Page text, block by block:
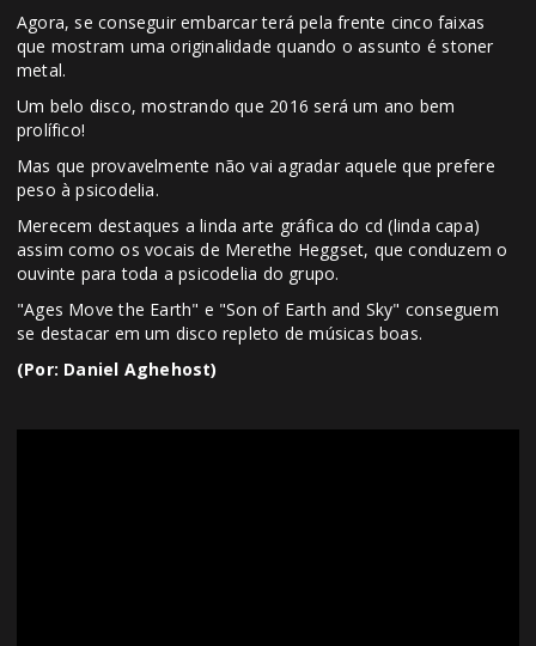
Agora, se conseguir embarcar terá pela frente cinco faixas
que mostram uma originalidade quando o assunto é stoner
metal.
Um belo disco, mostrando que 2016 será um ano bem
prolífico!
Mas que provavelmente não vai agradar aquele que prefere
peso à psicodelia.
Merecem destaques a linda arte gráfica do cd (linda capa)
assim como os vocais de Merethe Heggset, que conduzem o
ouvinte para toda a psicodelia do grupo.
"Ages Move the Earth" e "Son of Earth and Sky" conseguem
se destacar em um disco repleto de músicas boas.
(Por: Daniel Aghehost)